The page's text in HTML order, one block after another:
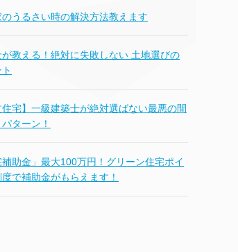
のうるさい時の解決方法教えます
教える！絶対に失敗しない 土地選びの
住宅】一級建築士が絶対選ばない最悪の間
ターン！
補助金」最大100万円！グリーン住宅ポイ
度で補助金がもらえます！